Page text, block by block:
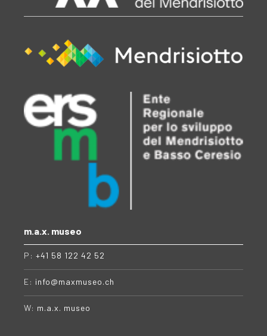
m.a.x. museo
P: +41 58 122 42 52
E: info@maxmuseo.ch
W: m.a.x. museo